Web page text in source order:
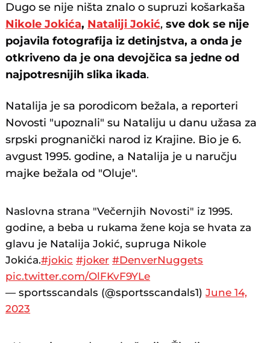
Dugo se nije ništa znalo o supruzi košarkaša
Nikole Jokića, Nataliji Jokić, sve dok se nije
pojavila fotografija iz detinjstva, a onda je
otkriveno da je ona devojčica sa jedne od
najpotresnijih slika ikada.
Natalija je sa porodicom bežala, a reporteri
Novosti "upoznali" su Nataliju u danu užasa za
srpski prognanički narod iz Krajine. Bio je 6.
avgust 1995. godine, a Natalija je u naručju
majke bežala od "Oluje".
Naslovna strana "Večernjih Novosti" iz 1995.
godine, a beba u rukama žene koja se hvata za
glavu je Natalija Jokić, supruga Nikole
Jokića.#jokic #joker #DenverNuggets
pic.twitter.com/OlFKvF9YLe
— sportsscandals (@sportsscandals1)June 14,
2023